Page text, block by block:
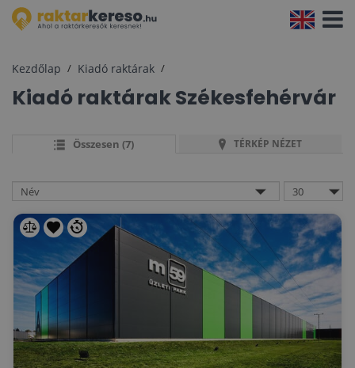
Kezdőlap Kiadó raktárak
Kiadó raktárakSzékesfehérvár
Összesen (7) TÉRKÉP NÉZET